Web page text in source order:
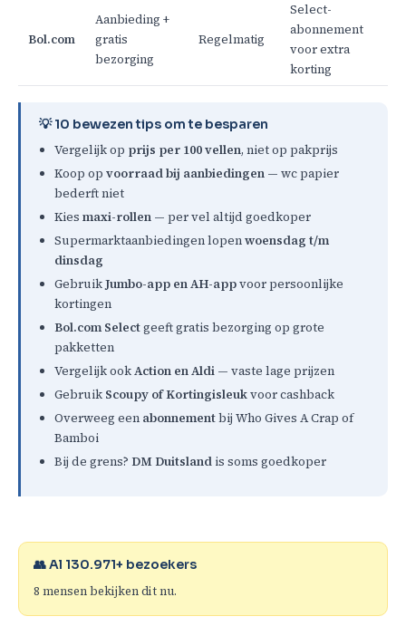
Bol.com
Aanbieding +
gratis
bezorging
Regelmatig
Select-
abonnement
voor extra
korting
💡 10 bewezen tips om te besparen
Vergelijk op prijs per 100 vellen, niet op pakprijs
Koop op voorraad bij aanbiedingen — wc papier
bederft niet
Kies maxi-rollen — per vel altijd goedkoper
Supermarktaanbiedingen lopenwoensdag t/m
dinsdag
GebruikJumbo-app en AH-appvoor persoonlijke
kortingen
Bol.com Selectgeeft gratis bezorging op grote
pakketten
Vergelijk ookAction en Aldi — vaste lage prijzen
Gebruik Scoupy of Kortingisleukvoor cashback
Overweeg een abonnementbij Who Gives A Crap of
Bamboi
Bij de grens? DM Duitsland is soms goedkoper
👥 Al 130.971+ bezoekers
8 mensen bekijken dit nu.